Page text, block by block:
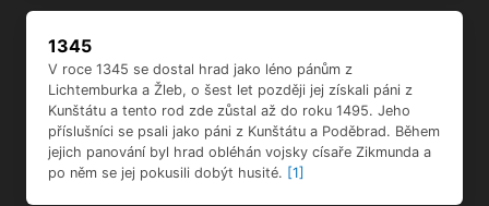
1345
V roce 1345 se dostal hrad jako léno pánům z
Lichtemburka a Žleb, o šest let později jej získali páni z
Kunštátu a tento rod zde zůstal až do roku 1495. Jeho
příslušníci se psali jako páni z Kunštátu a Poděbrad. Během
jejich panování byl hrad obléhán vojsky císaře Zikmunda a
po něm se jej pokusili dobýt husité. [1]